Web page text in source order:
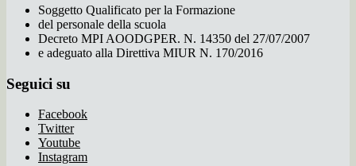
Soggetto Qualificato per la Formazione
del personale della scuola
Decreto MPI AOODGPER. N. 14350 del 27/07/2007
e adeguato alla Direttiva MIUR N. 170/2016
Seguici su
Facebook
Twitter
Youtube
Instagram